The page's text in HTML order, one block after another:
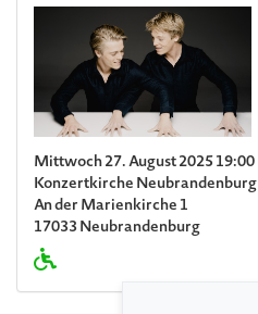
Mittwoch 27. August 2025 19:00
Konzertkirche Neubrandenburg
An der Marienkirche 1
17033 Neubrandenburg